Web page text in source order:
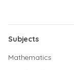
Subjects
Mathematics